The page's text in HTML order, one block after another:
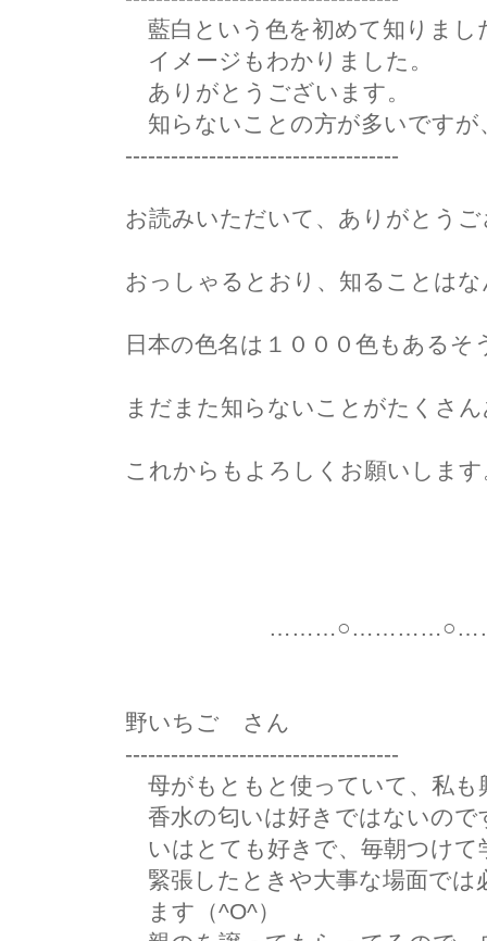
藍白という色を初めて知りまし
イメージもわかりました。
ありがとうございます。
知らないことの方が多いですが
------------------------------------
お読みいただいて、ありがとう
おっしゃるとおり、知ることは
日本の色名は１０００色もあるそ
まだまた知らないことがたくさ
これからもよろしくお願いします
野いちご さん
------------------------------------
母がもともと使っていて、私も
香水の匂いは好きではないので
いはとても好きで、毎朝つけて
緊張したときや大事な場面では
ます（^O^）